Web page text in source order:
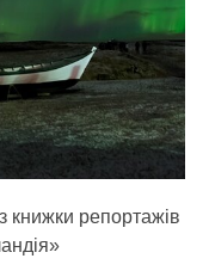
книжки репортажів